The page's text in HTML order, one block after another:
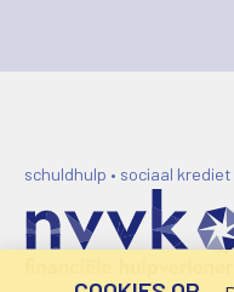
schuldhulp • sociaal